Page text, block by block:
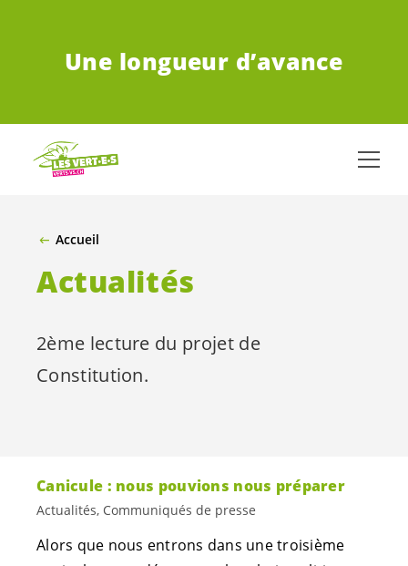
Une longueur d’avance
Accueil
Actualités
2ème lecture du projet de
Constitution.
Canicule : nous pouvions nous préparer
Actualités, Communiqués de presse
Alors que nous entrons dans une troisième